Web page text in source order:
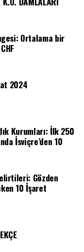
Ortalama bir
2024
Kurumları: İlk 250
İsviçre’den 10
Gözden
10 İşaret